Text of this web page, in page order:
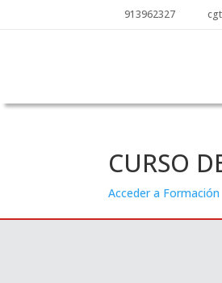
913962327
CURSO
Acceder a Formación